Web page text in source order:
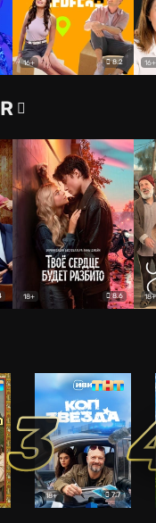
16+ 8.2 16+
18+ 8.6 18+
3
18+ 7.7